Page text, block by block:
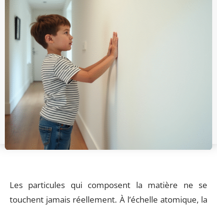
Les particules qui composent la matière ne se
touchent jamais réellement. À l’échelle atomique, la